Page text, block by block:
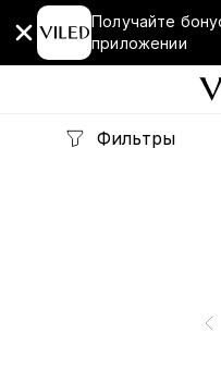
Получайте
приложении
Фильтры